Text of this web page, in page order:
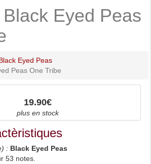
Eyed Peas
Eyed Peas
Peas One Tribe
19.90€
plus en stock
: Black Eyed Peas
53 notes.